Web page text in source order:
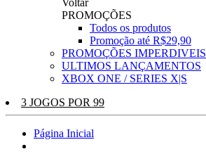
Voltar
PROMOÇÕES
Todos os produtos
Promoção até R$29,90
PROMOÇÕES IMPERDIVEIS
ULTIMOS LANÇAMENTOS
XBOX ONE / SERIES X|S
3 JOGOS POR 99
Página Inicial